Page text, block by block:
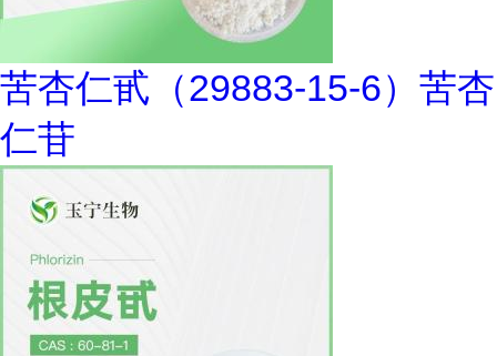
苦杏仁甙（29883-15-6）苦杏
仁苷